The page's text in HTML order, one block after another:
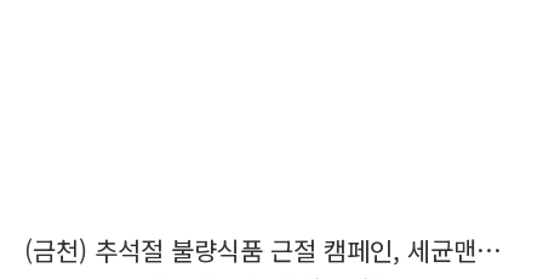
(금천) 추석절 불량식품 근절 캠페인, 세균맨을